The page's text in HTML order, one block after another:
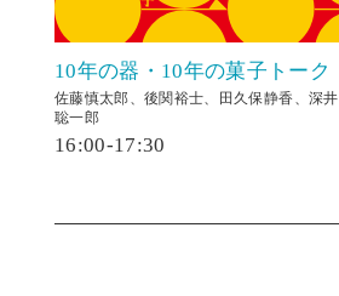
10年の器・10年の菓子トーク
佐藤慎太郎、後関裕士、田久保静香、深井
聡一郎
16:00-17:30